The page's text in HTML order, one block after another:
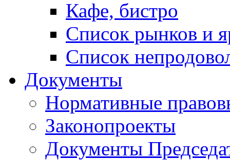
Кафе, бистро
Cписок рынков и
Список
Документы
Нормативные
Законопроекты
Документы